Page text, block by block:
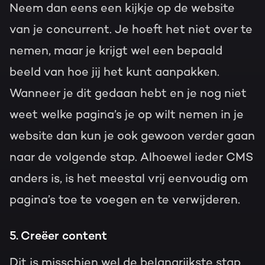
Neem dan eens een kijkje op de website
van je concurrent. Je hoeft het niet over te
nemen, maar je krijgt wel een bepaald
beeld van hoe jij het kunt aanpakken.
Wanneer je dit gedaan hebt en je nog niet
weet welke pagina’s je op wilt nemen in je
website dan kun je ook gewoon verder gaan
naar de volgende stap. Alhoewel ieder CMS
anders is, is het meestal vrij eenvoudig om
pagina’s toe te voegen en te verwijderen.
5. Creëer content
Dit is misschien wel de belangrijkste stap.